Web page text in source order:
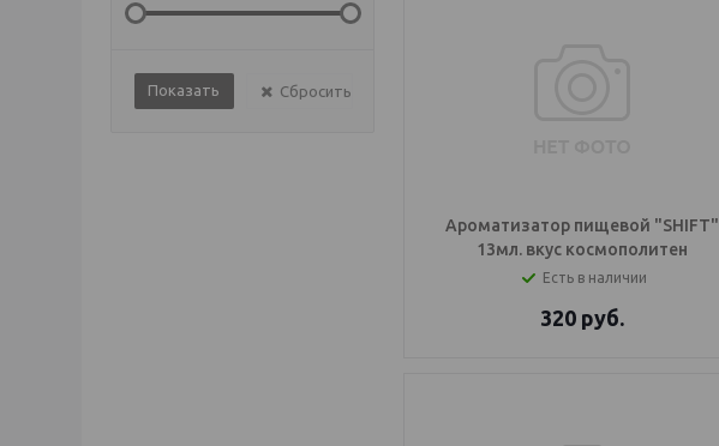
Сбросить
Ароматизатор пищевой "SHIFT"
13мл. вкус космополитен
Есть в наличии
320 руб.